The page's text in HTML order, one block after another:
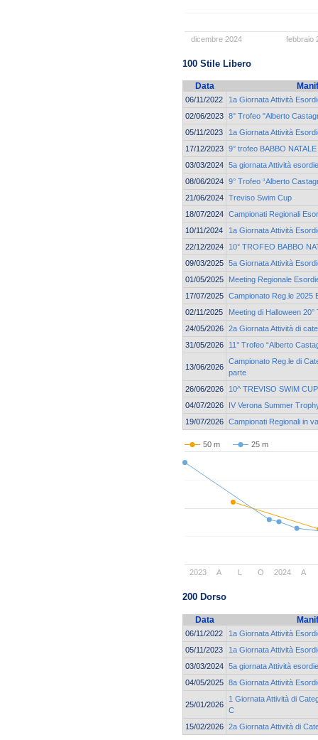
dicembre 2024 febbraio
100 Stile Libero
Data
06/11/2022
1a Giornata Attività
02/06/2023 8° Trofeo "Alberto
05/11/2023
1a Giornata Attività
17/12/2023 9° trofeo BABBO
03/03/2024 5a giornata Attività
08/06/2024 9° Trofeo “Alberto
21/06/2024 Treviso Swim Cup
18/07/2024 Campionati Regionali
10/11/2024
1a Giornata Attività
22/12/2024
10° TROFEO BABBO
09/03/2025 5a Giornata Attività
01/05/2025
Meeting Regionale
17/07/2025 Campionato Reg.le 2025
02/11/2025
Meeting di Halloween
24/05/2026 2a Giornata Attività di
31/05/2026
11° Trofeo “Alberto
13/06/2026
Campionato Reg.le di
parte
26/06/2026
10^ TREVISO SWIM CUP
04/07/2026
IV Verona Summer
19/07/2026 Campionati Regionali in
50 m 25 m
2023 2024
A O A
200 Dorso
Data
06/11/2022
1a Giornata Attività
05/11/2023
1a Giornata Attività
03/03/2024 5a giornata Attività
04/05/2025 8a Giornata Attività
25/01/2026
1 Giornata Attività di
C
15/02/2026 2a Giornata Attività di